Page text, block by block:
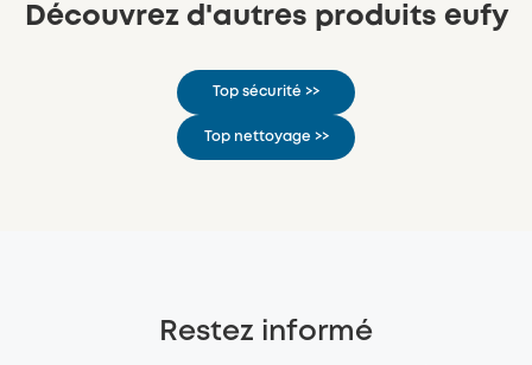
Découvrez d'autres produits eufy
Top sécurité >>
Top nettoyage >>
Restez informé